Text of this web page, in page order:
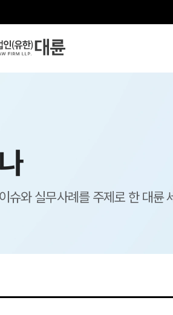
슈와 실무사례를 주제로 한 대륜